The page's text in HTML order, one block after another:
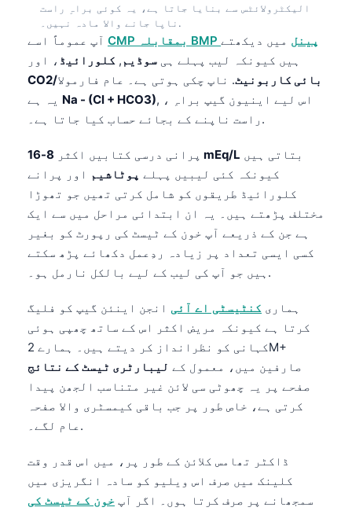
الیکٹرولائٹس سے بنایا جاتا ہے، یہ کوئی براہِ راست
ناپا جانے والا مادہ نہیں۔.
CMP بمقابلہ BMP پینل میں دیکھتے
ہیں کیونکہ لیب پہلے ہی سوڈیم, کلورائیڈ ، اور
CO2/بائی کاربونیٹ. ناپ چکی ہوتی ہے۔ عام فارمولا
Na - (Cl + HCO3), ، اس لیے اینیون گیپ براہِ
راست ناپنے کے بجائے حساب کیا جاتا ہے۔.
پرانی درسی کتابیں اکثر 8-16 mEq/L
کیونکہ کئی لیبیں پہلے پوٹاشیم اور پرانے
کلورائیڈ طریقوں کو شامل کرتی تھیں جو تھوڑا
مختلف پڑھتے ہیں۔ یہ ان ابتدائی مراحل میں سے ایک
ہے جن کے ذریعے آپ خون کے ٹیسٹ کی رپورٹ کو بغیر
کسی ایسی تعداد پر زیادہ ردِعمل دکھائے پڑھ سکتے
ہیں جو آپ کی لیب کے لیے بالکل نارمل ہو۔.
ہماری کنٹیسٹی اے آئی انجن اینئن گیپ کو فلیگ
کرتا ہے کیونکہ مریض اکثر اس کے ساتھ چھپی ہوئی
کہانی کو نظرانداز کر دیتے ہیں۔ ہمارے 2M+
صارفین میں، معمول کے لیبارٹری ٹیسٹ کے نتائج
صفحے پر یہ چھوٹی سی لائن غیر متناسب الجھن پیدا
کرتی ہے، خاص طور پر جب باقی کیمسٹری والا صفحہ
عام لگے۔.
ڈاکٹر تھامس کلائن کے طور پر، میں اس قدر وقت
کلینک میں صرف اس ویلیو کو سادہ انگریزی میں
سمجھانے پر صرف کرتا ہوں۔ اگر آپ خون کے ٹیسٹ کی